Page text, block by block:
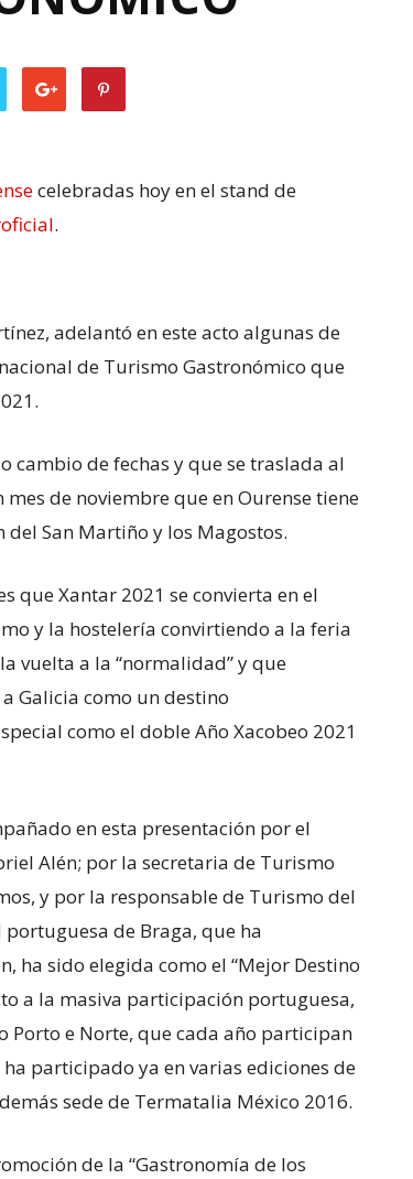
celebradas hoy en el stand de
.
adelantó en este acto algunas de
de Turismo Gastronómico que
cambio de fechas y que se traslada al
de noviembre que en Ourense tiene
San Martiño y los Magostos.
que Xantar 2021 se convierta en el
y la hostelería convirtiendo a la feria
vuelta a la “normalidad” y que
Galicia como un destino
como el doble Año Xacobeo 2021
en esta presentación por el
Alén; por la secretaria de Turismo
y por la responsable de Turismo del
de Braga, que ha
ha sido elegida como el “Mejor Destino
a la masiva participación portuguesa,
Porto e Norte, que cada año participan
participado ya en varias ediciones de
sede de Termatalia México 2016.
de la “Gastronomía de los